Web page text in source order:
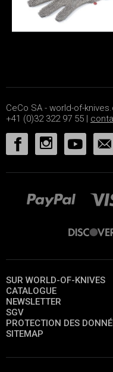
CeCo SA - world-of-
+41 (0)32 322 97 55 |
SUR WORLD-OF-KNIVES
CATALOGUE
NEWSLETTER
SGV
PROTECTION DES
SITEMAP